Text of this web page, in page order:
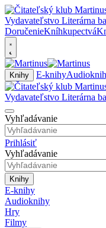
DoručenieKníhkupectvá
Knihy E-knihy
Vyhľadávanie
Prihlásiť
Vyhľadávanie
Knihy
E-knihy
Audioknihy
Hry
Filmy